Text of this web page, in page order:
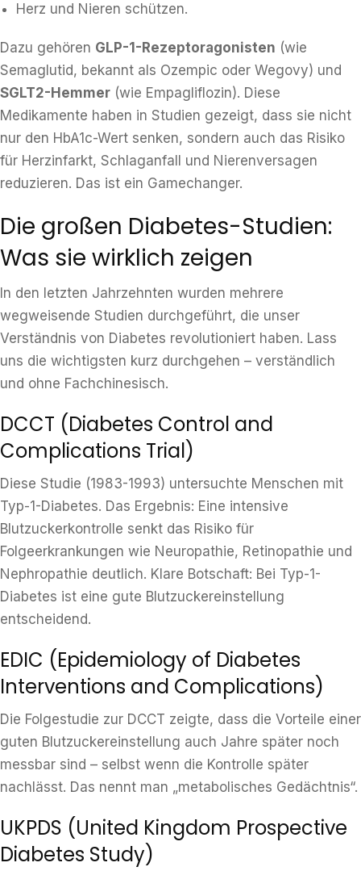
Herz und Nieren schützen.
Dazu gehören GLP-1-Rezeptoragonisten (wie
Semaglutid, bekannt als Ozempic oder Wegovy) und
SGLT2-Hemmer (wie Empagliflozin). Diese
Medikamente haben in Studien gezeigt, dass sie nicht
nur den HbA1c-Wert senken, sondern auch das Risiko
für Herzinfarkt, Schlaganfall und Nierenversagen
reduzieren. Das ist ein Gamechanger.
Die großen Diabetes-Studien:
Was sie wirklich zeigen
In den letzten Jahrzehnten wurden mehrere
wegweisende Studien durchgeführt, die unser
Verständnis von Diabetes revolutioniert haben. Lass
uns die wichtigsten kurz durchgehen – verständlich
und ohne Fachchinesisch.
DCCT (Diabetes Control and
Complications Trial)
Diese Studie (1983-1993) untersuchte Menschen mit
Typ-1-Diabetes. Das Ergebnis: Eine intensive
Blutzuckerkontrolle senkt das Risiko für
Folgeerkrankungen wie Neuropathie, Retinopathie und
Nephropathie deutlich. Klare Botschaft: Bei Typ-1-
Diabetes ist eine gute Blutzuckereinstellung
entscheidend.
EDIC (Epidemiology of Diabetes
Interventions and Complications)
Die Folgestudie zur DCCT zeigte, dass die Vorteile einer
guten Blutzuckereinstellung auch Jahre später noch
messbar sind – selbst wenn die Kontrolle später
nachlässt. Das nennt man „metabolisches Gedächtnis“.
UKPDS (United Kingdom Prospective
Diabetes Study)